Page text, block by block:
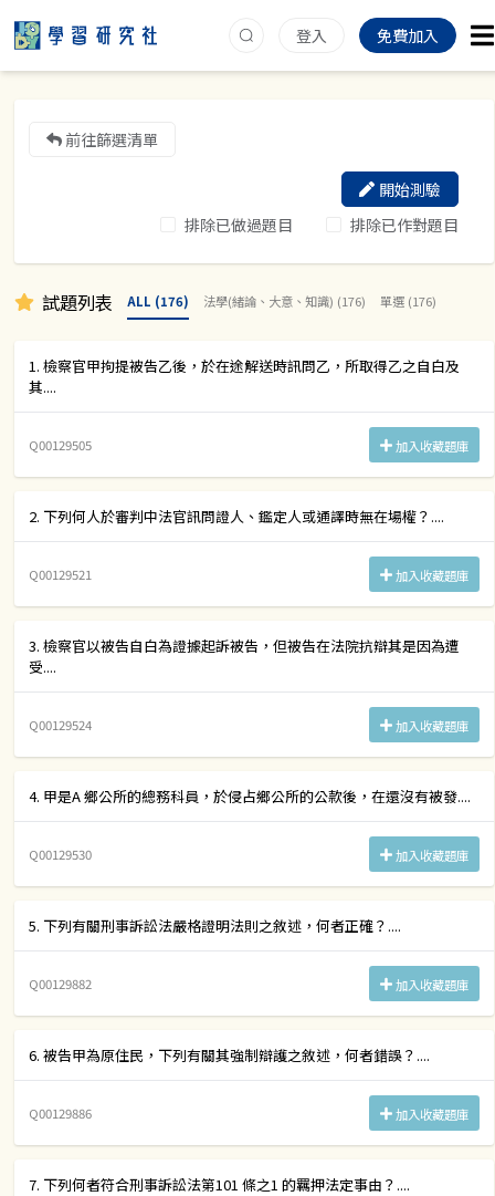
登入 免費加入
前往篩選清單
排除已做過題目 排除已作對題目
開始測驗
試題列表 ALL (176) 法學(緒論、大意、知識) (176) 單選 (176)
1. 檢察官甲拘提被告乙後，於在途解送時訊問乙，所取得乙之自白及
其....
Q00129505 加入收藏題庫
2. 下列何人於審判中法官訊問證人、鑑定人或通譯時無在場權？....
Q00129521 加入收藏題庫
3. 檢察官以被告自白為證據起訴被告，但被告在法院抗辯其是因為遭
受....
Q00129524 加入收藏題庫
4. 甲是A 鄉公所的總務科員，於侵占鄉公所的公款後，在還沒有被發....
Q00129530 加入收藏題庫
5. 下列有關刑事訴訟法嚴格證明法則之敘述，何者正確？....
Q00129882 加入收藏題庫
6. 被告甲為原住民，下列有關其強制辯護之敘述，何者錯誤？....
Q00129886 加入收藏題庫
7. 下列何者符合刑事訴訟法第101 條之1 的羈押法定事由？....